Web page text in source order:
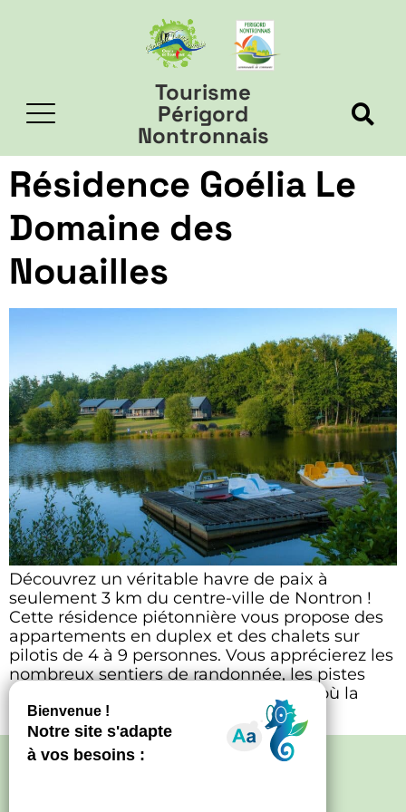
Tourisme
Périgord
Nontronnais
Résidence Goélia Le
Domaine des
Nouailles
Découvrez un véritable havre de paix à
seulement 3 km du centre-ville de Nontron !
Cette résidence piétonnière vous propose des
appartements en duplex et des chalets sur
pilotis de 4 à 9 personnes. Vous apprécierez les
nombreux sentiers de randonnée, les pistes
cyclables et les balades autour du lac où la
pêche est à […]
Politique de confidentialité
Mentions